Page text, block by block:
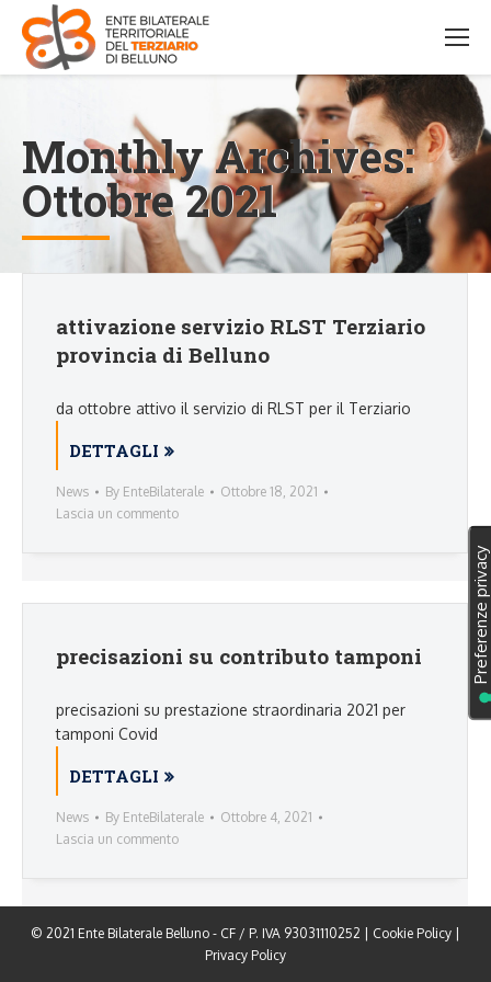
Monthly Archives:
Ottobre 2021
attivazione servizio RLST Terziario
provincia di Belluno
da ottobre attivo il servizio di RLST per il Terziario
DETTAGLI
News By EnteBilaterale
Ottobre 18, 2021
Lascia un commento
precisazioni su contributo tamponi
precisazioni su prestazione straordinaria 2021 per
tamponi Covid
DETTAGLI
News By EnteBilaterale
Ottobre 4, 2021
Lascia un commento
© 2021 Ente Bilaterale Belluno - CF / P. IVA 93031110252 | Cookie Policy
Privacy Policy